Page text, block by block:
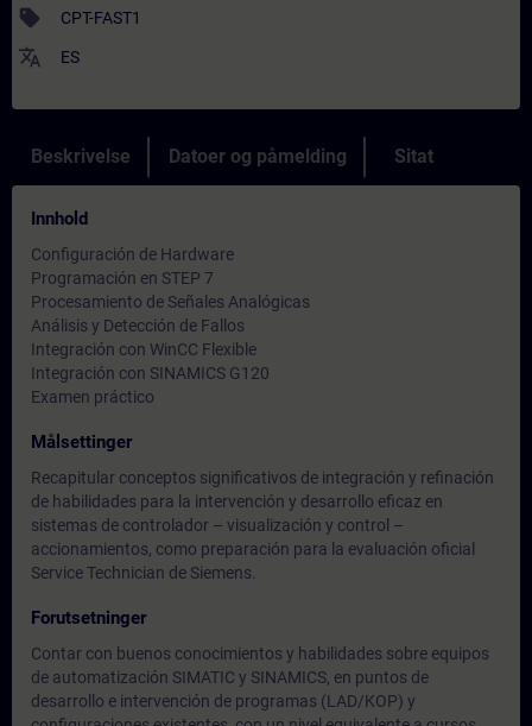
sell CPT-FAST1
translate ES
Beskrivelse Datoer og påmelding Sitat
Innhold
Configuración de Hardware
Programación en STEP 7
Procesamiento de Señales Analógicas
Análisis y Detección de Fallos
Integración con WinCC Flexible
Integración con SINAMICS G120
Examen práctico
Målsettinger
Recapitular conceptos significativos de integración y refinación
de habilidades para la intervención y desarrollo eficaz en
sistemas de controlador – visualización y control –
accionamientos, como preparación para la evaluación oficial
Service Technician de Siemens.
Forutsetninger
Contar con buenos conocimientos y habilidades sobre equipos
de automatización SIMATIC y SINAMICS, en puntos de
desarrollo e intervención de programas (LAD/KOP) y